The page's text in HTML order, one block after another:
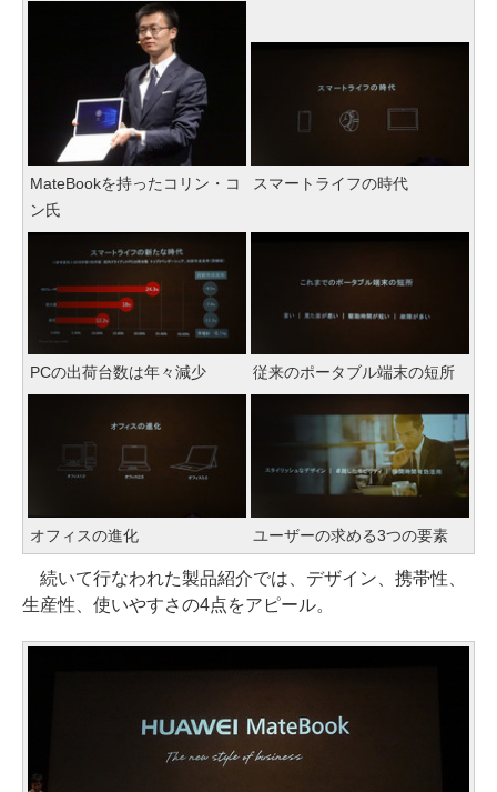
MateBookを持ったコリン・コ
ン氏
スマートライフの時代
PCの出荷台数は年々減少 従来のポータブル端末の短所
オフィスの進化 ユーザーの求める3つの要素
続いて行なわれた製品紹介では、デザイン、携帯性、
生産性、使いやすさの4点をアピール。